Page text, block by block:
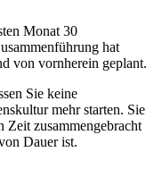
Monat 30
hat
von vornherein geplant.
Sie keine
mehr starten. Sie
Zeit zusammengebracht
Dauer ist.